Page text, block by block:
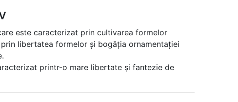
este caracterizat prin cultivarea formelor
libertatea formelor și bogăția ornamentației
printr-o mare libertate și fantezie de